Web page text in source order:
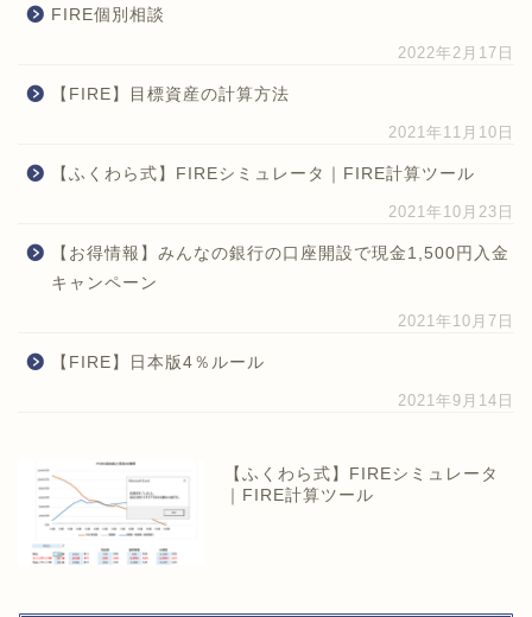
FIRE個別相談
2022年2月17日
【FIRE】目標資産の計算方法
2021年11月10日
【ふくわら式】FIREシミュレータ｜FIRE計算ツール
2021年10月23日
【お得情報】みんなの銀行の口座開設で現金1,500円入金
キャンペーン
2021年10月7日
【FIRE】日本版4％ルール
2021年9月14日
【ふくわら式】FIREシミュレータ
｜FIRE計算ツール